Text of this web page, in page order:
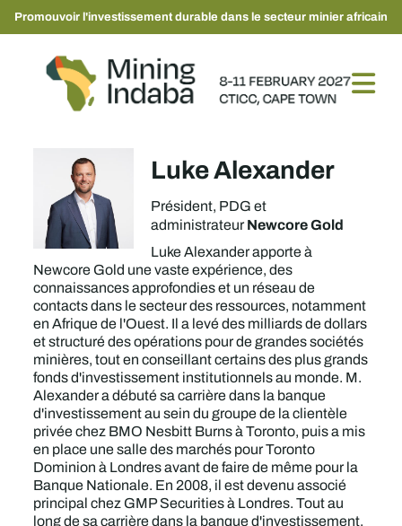
Promouvoir l'investissement durable dans le secteur minier africain
Luke Alexander
Président, PDG et
administrateurNewcore Gold
Luke Alexander apporte à
Newcore Gold une vaste expérience, des
connaissances approfondies et un réseau de
contacts dans le secteur des ressources, notamment
en Afrique de l'Ouest. Il a levé des milliards de dollars
et structuré des opérations pour de grandes sociétés
minières, tout en conseillant certains des plus grands
fonds d'investissement institutionnels au monde. M.
Alexander a débuté sa carrière dans la banque
d'investissement au sein du groupe de la clientèle
privée chez BMO Nesbitt Burns à Toronto, puis a mis
en place une salle des marchés pour Toronto
Dominion à Londres avant de faire de même pour la
Banque Nationale. En 2008, il est devenu associé
principal chez GMP Securities à Londres. Tout au
long de sa carrière dans la banque d'investissement,